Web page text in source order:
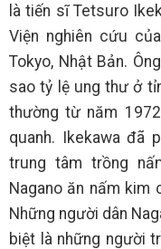
là tiến sĩ Tetsuro
Viện nghiên cứu
Tokyo, Nhật Bản.
sao tỷ lệ ung thư ở
thường từ năm
quanh. Ikekawa đã
trung tâm trồng
Nagano ăn nấm kim
Những người dân
biệt là những người